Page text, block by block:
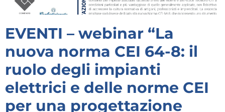
EVENTI – webinar “La
nuova norma CEI 64-8: il
ruolo degli impianti
elettrici e delle norme CEI
per una progettazione